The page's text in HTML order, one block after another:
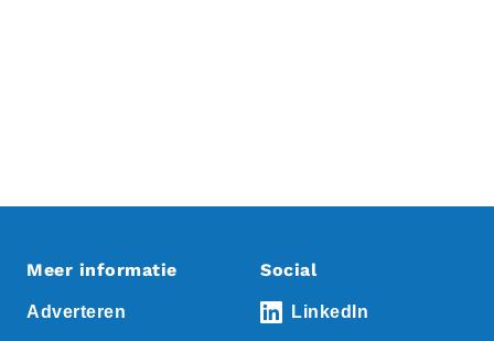
Meer informatie
Adverteren
Social
LinkedIn